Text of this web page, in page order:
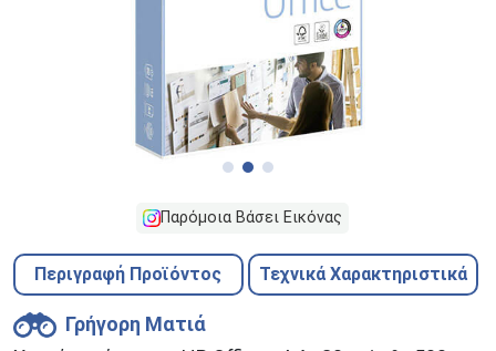
Παρόμοια Βάσει Εικόνας
Περιγραφή Προϊόντος Τεχνικά Χαρακτηριστικά
Γρήγορη Ματιά